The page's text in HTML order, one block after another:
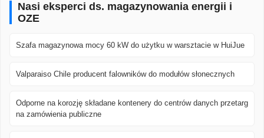
Nasi eksperci ds. magazynowania energii i
OZE
Szafa magazynowa mocy 60 kW do użytku w warsztacie w HuiJue
Valparaiso Chile producent falowników do modułów słonecznych
Odporne na korozję składane kontenery do centrów danych przetarg
na zamówienia publiczne